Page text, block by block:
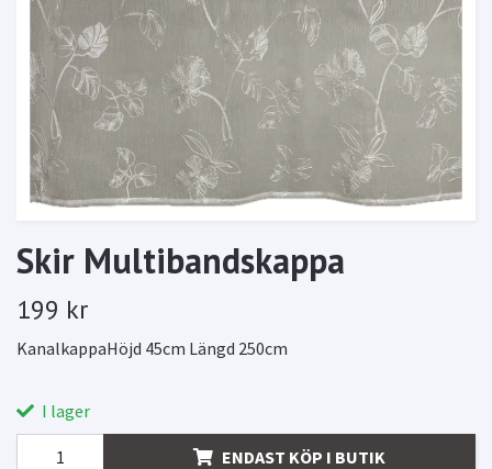
Skir Multibandskappa
199 kr
KanalkappaHöjd 45cm Längd 250cm
I lager
ENDAST KÖP I BUTIK